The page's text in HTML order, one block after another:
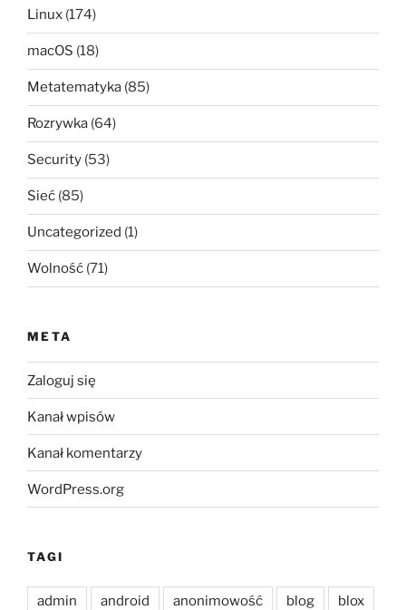
Linux (174)
macOS (18)
Metatematyka (85)
Rozrywka (64)
Security (53)
Sieć (85)
Uncategorized (1)
Wolność (71)
META
Zaloguj się
Kanał wpisów
Kanał komentarzy
WordPress.org
TAGI
admin android anonimowość blog blox